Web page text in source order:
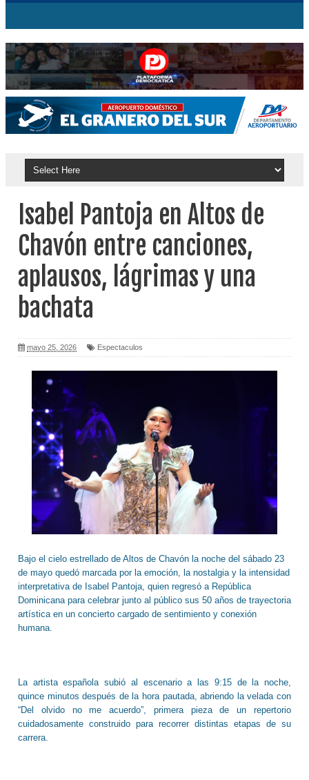
Isabel Pantoja en Altos de
Chavón entre canciones,
aplausos, lágrimas y una
bachata
mayo 25, 2026 Espectaculos
Bajo el cielo estrellado de Altos de Chavón la noche del sábado 23
de mayo quedó marcada por la emoción, la nostalgia y la intensidad
interpretativa de Isabel Pantoja, quien regresó a República
Dominicana para celebrar junto al público sus 50 años de trayectoria
artística en un concierto cargado de sentimiento y conexión
humana.
La artista española subió al escenario a las 9:15 de la noche,
quince minutos después de la hora pautada, abriendo la velada con
“Del olvido no me acuerdo”, primera pieza de un repertorio
cuidadosamente construido para recorrer distintas etapas de su
carrera.